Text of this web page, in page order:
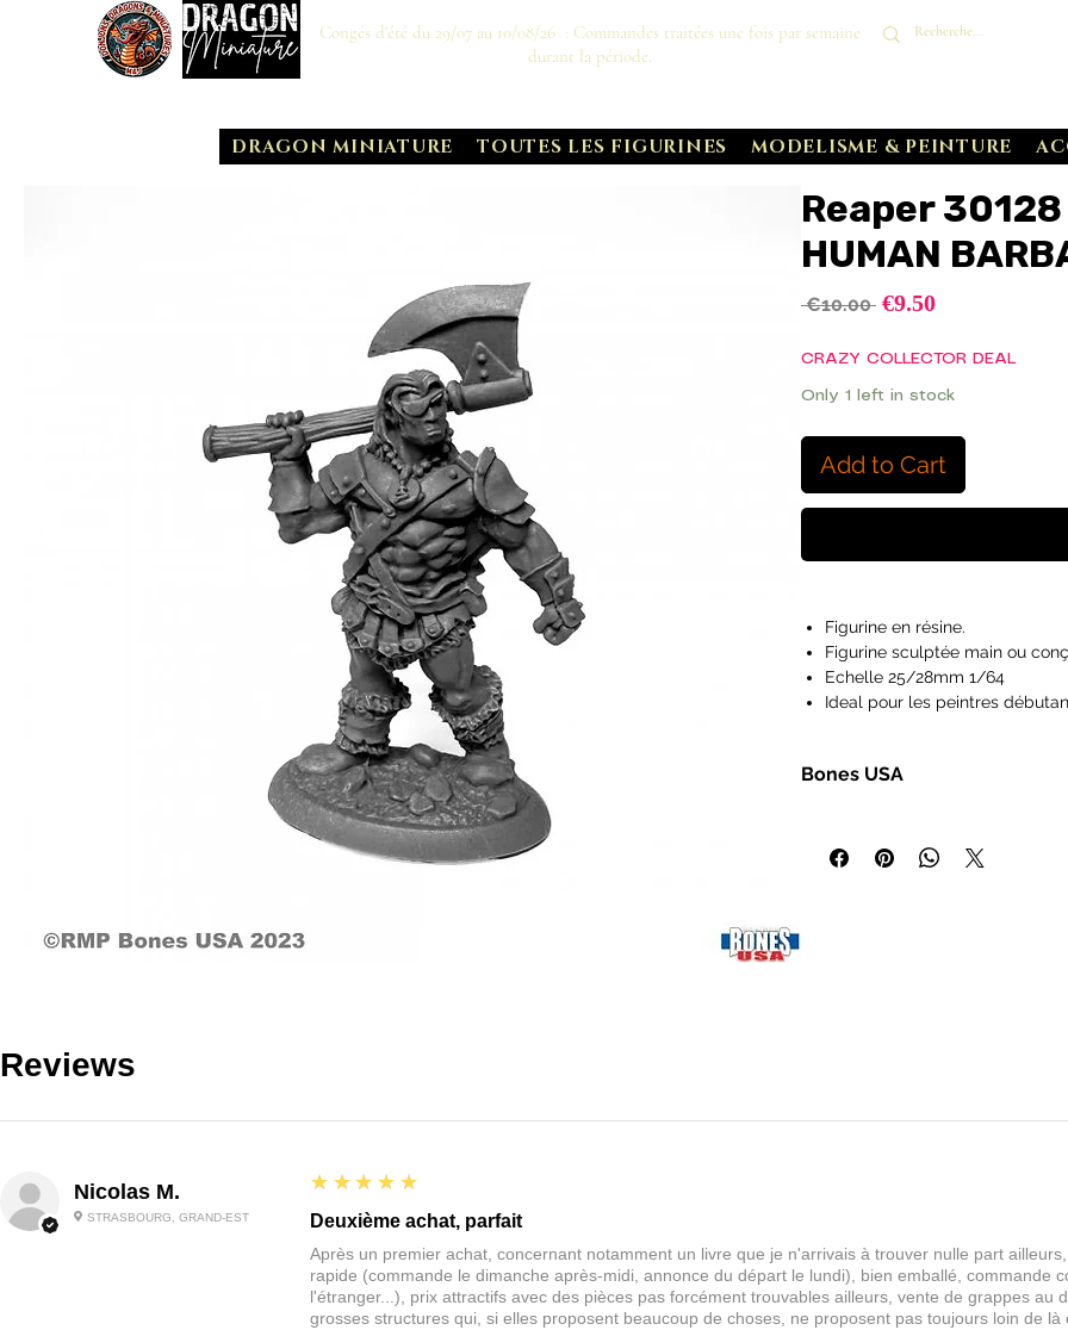
Congés d'été du 29/07 au 10/08/26 : Commandes traitées une fois par semaine
durant la période.
DRAGON MINIATURE TOUTES LES FIGURINES MODELISME & PEINTURE
Reaper 30128
HUMAN
€10.00 Regular
€9.50Sale
CRAZY COLLECTOR DEAL
Only 1 left in stock
Add to Cart
Figurine en résine.
Figurine sculptée main ou
Echelle 25/28mm 1/64
Ideal pour les peintres
type Pathfinder, Dungeons
de 14 ans.
Bones USA
Plus rigide et détaillé que les
Reviews
Nicolas M.
STRASBOURG, GRAND-EST
5
★★★★★
Deuxième achat, parfait
Après un premier achat, concernant notamment un livre que je n'arrivais à trouver nulle part
rapide (commande le dimanche après-midi, annonce du départ le lundi), bien emballé, commande
l'étranger...), prix attractifs avec des pièces pas forcément trouvables ailleurs, vente de grappes
grosses structures qui, si elles proposent beaucoup de choses, ne proposent pas toujours loin de